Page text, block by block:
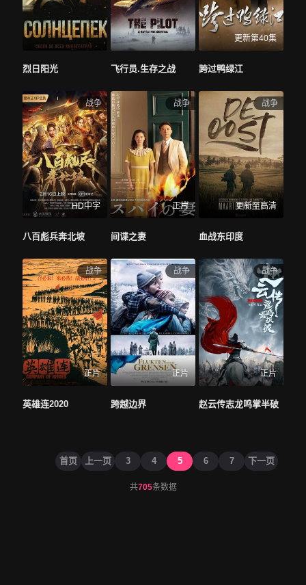
烈日阳光 飞行员.生存之战
更新第40集
跨过鸭绿江
战争
HD中字
八百彪兵奔北坡
战争
正片
间谍之妻
战争
更新至高清
血战东印度
战争
正片
英雄连2020
战争
正片
跨越边界
战争
正片
赵云传志龙鸣掌半破
共705条数据
首页 上一页 3 4 5 6 7 下一页